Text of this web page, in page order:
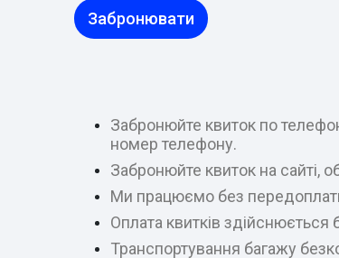
Забронювати
Забронюйте квиток по
номер телефону.
Забронюйте квиток на сайті,
Ми працюємо без
Оплата квитків
Транспортування багажу